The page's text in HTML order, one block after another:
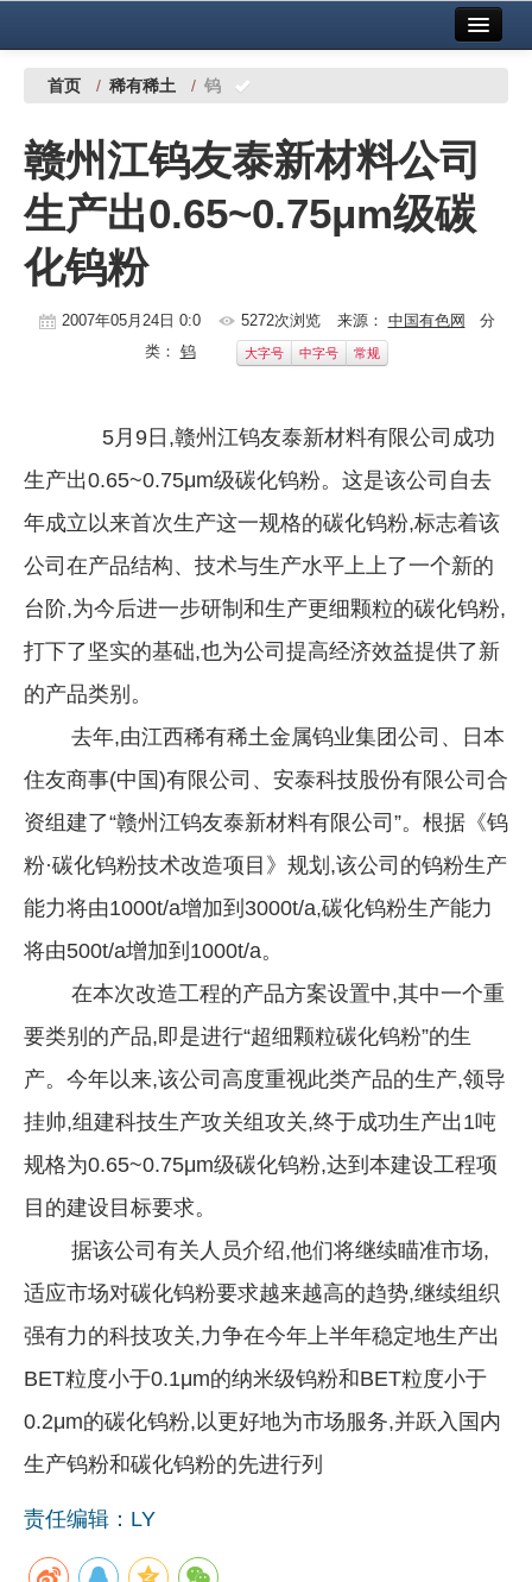
中国有色金属报社主办 广告服务
铜镍铅锌
铝
稀有稀土
有色市场
党建工作
企业文化
《资源再生》杂志
行情报价
首页 / 稀有稀土 / 钨
赣州江钨友泰新材料公司
生产出0.65~0.75μm级碳
化钨粉
2007年05月24日 0:0 5272次浏览 来源： 中国有色网 分
类： 钨 大字号 中字号 常规
5月9日,赣州江钨友泰新材料有限公司成功
生产出0.65~0.75μm级碳化钨粉。这是该公司自去
年成立以来首次生产这一规格的碳化钨粉,标志着该
公司在产品结构、技术与生产水平上上了一个新的
台阶,为今后进一步研制和生产更细颗粒的碳化钨粉,
打下了坚实的基础,也为公司提高经济效益提供了新
的产品类别。
去年,由江西稀有稀土金属钨业集团公司、日本
住友商事(中国)有限公司、安泰科技股份有限公司合
资组建了“赣州江钨友泰新材料有限公司”。根据《钨
粉·碳化钨粉技术改造项目》规划,该公司的钨粉生产
能力将由1000t/a增加到3000t/a,碳化钨粉生产能力
将由500t/a增加到1000t/a。
在本次改造工程的产品方案设置中,其中一个重
要类别的产品,即是进行“超细颗粒碳化钨粉”的生
产。今年以来,该公司高度重视此类产品的生产,领导
挂帅,组建科技生产攻关组攻关,终于成功生产出1吨
规格为0.65~0.75μm级碳化钨粉,达到本建设工程项
目的建设目标要求。
据该公司有关人员介绍,他们将继续瞄准市场,
适应市场对碳化钨粉要求越来越高的趋势,继续组织
强有力的科技攻关,力争在今年上半年稳定地生产出
BET粒度小于0.1μm的纳米级钨粉和BET粒度小于
0.2μm的碳化钨粉,以更好地为市场服务,并跃入国内
生产钨粉和碳化钨粉的先进行列
责任编辑：LY